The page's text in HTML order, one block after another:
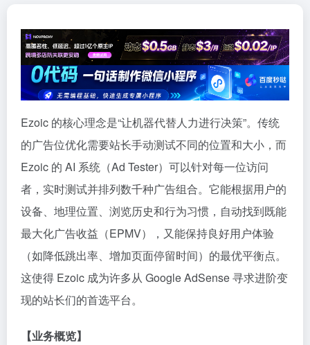
Ezoic 的核心理念是“让机器代替人力进行决策”。传统
的广告位优化需要站长手动测试不同的位置和大小，而
Ezoic 的 AI 系统（Ad Tester）可以针对每一位访问
者，实时测试并排列数千种广告组合。它能根据用户的
设备、地理位置、浏览历史和行为习惯，自动找到既能
最大化广告收益（EPMV），又能保持良好用户体验
（如降低跳出率、增加页面停留时间）的最优平衡点。
这使得 Ezoic 成为许多从 Google AdSense 寻求进阶变
现的站长们的首选平台。
【业务概览】